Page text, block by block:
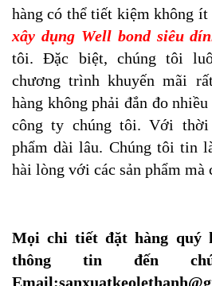
hàng có thể tiết kiệm không
xây dụng Well bond siêu
tôi. Đặc biệt, chúng tôi
chương trình khuyến mãi
hàng không phải đắn đo
công ty chúng tôi. Với thời
phẩm dài lâu. Chúng tôi tin
hài lòng với các sản phẩm mà
Mọi chi tiết đặt hàng quý
thông tin đến